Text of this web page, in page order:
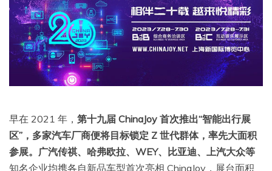
早在 2021 年， 第十九届 ChinaJoy 首次推出“智能出行展
区”，多家汽车厂商便将目标锁定 Z 世代群体，率先大面积
参展。广汽传祺、哈弗欧拉、WEY、比亚迪、上汽大众等
知名企业均携各自新品车型首次亮相 ChinaJoy，展台面积